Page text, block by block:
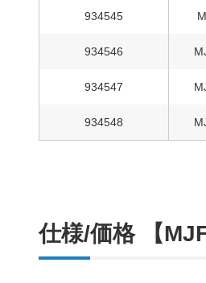
934545
934546
934547
934548
仕様/価格 【